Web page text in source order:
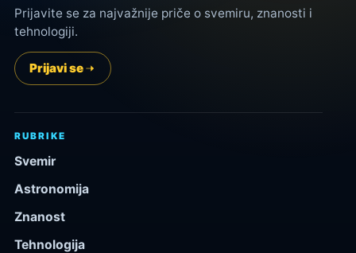
Prijavite se za najvažnije priče o svemiru, znanosti i
tehnologiji.
Prijavi se
RUBRIKE
Svemir
Astronomija
Znanost
Tehnologija